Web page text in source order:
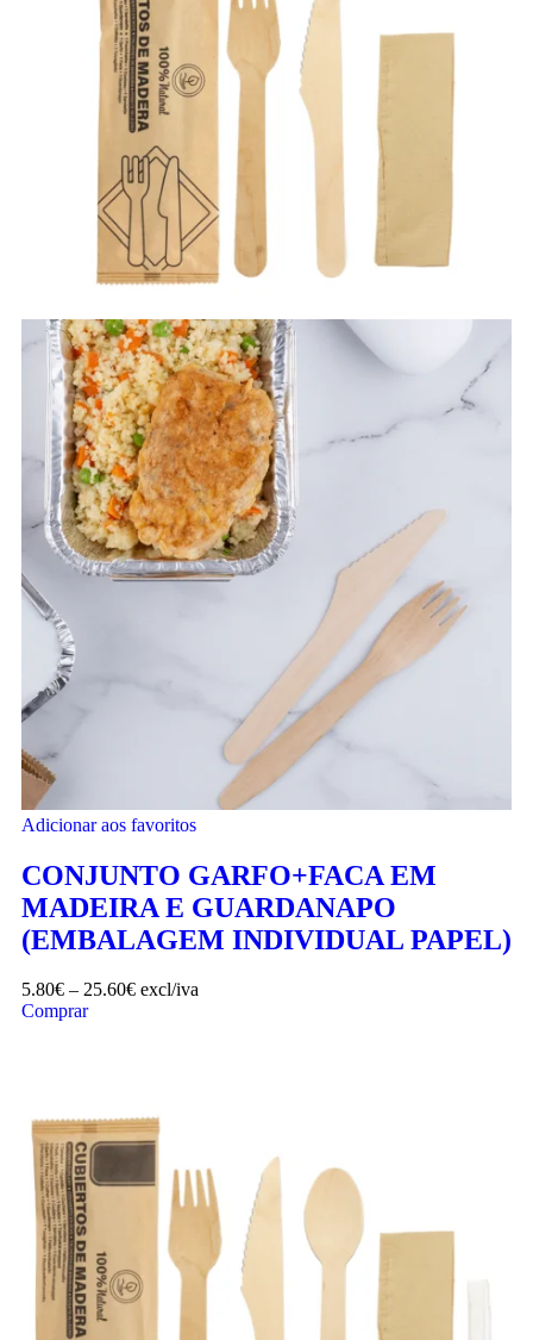
Adicionar aos favoritos
CONJUNTO GARFO+FACA EM
MADEIRA E GUARDANAPO
(EMBALAGEM INDIVIDUAL PAPEL)
5.80€ – 25.60€ excl/iva
Comprar